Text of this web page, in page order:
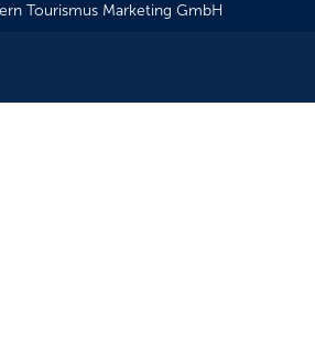
Tourismus Marketing GmbH